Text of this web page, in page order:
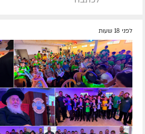
לפני 18 שעות